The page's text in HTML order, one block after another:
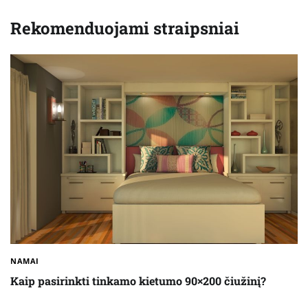
Rekomenduojami straipsniai
NAMAI
Kaip pasirinkti tinkamo kietumo 90×200 čiužinį?